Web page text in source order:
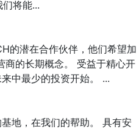
将能...
的潜在合作伙伴，他们希望加
商的长期概念。 受益于精心开
中最少的投资开始。 ...
地，在我们的帮助。 具有安